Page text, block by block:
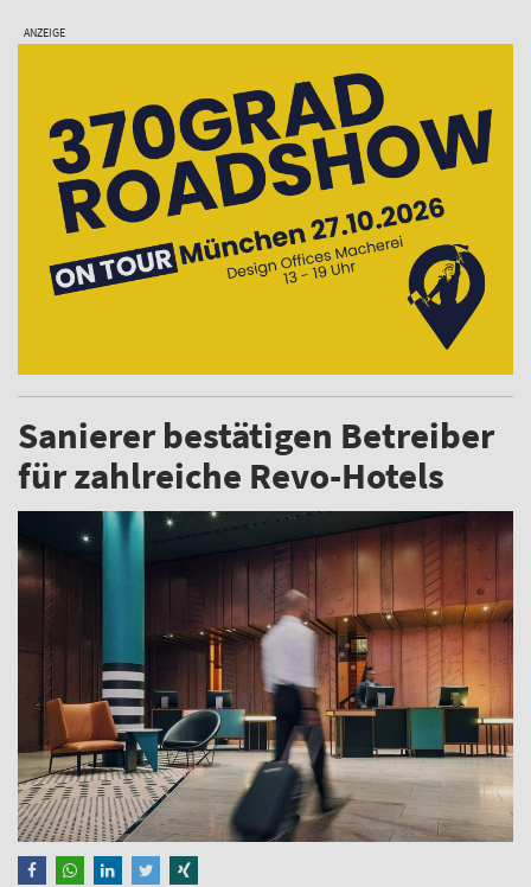
ANZEIGE
Sanierer bestätigen Betreiber
für zahlreiche Revo-Hotels